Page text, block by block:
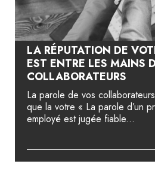
LA RÉPUTATION DE
EST ENTRE LES MAINS
COLLABORATEURS
La parole de vos
que la votre « La parole d’un
employé est jugée fiable...